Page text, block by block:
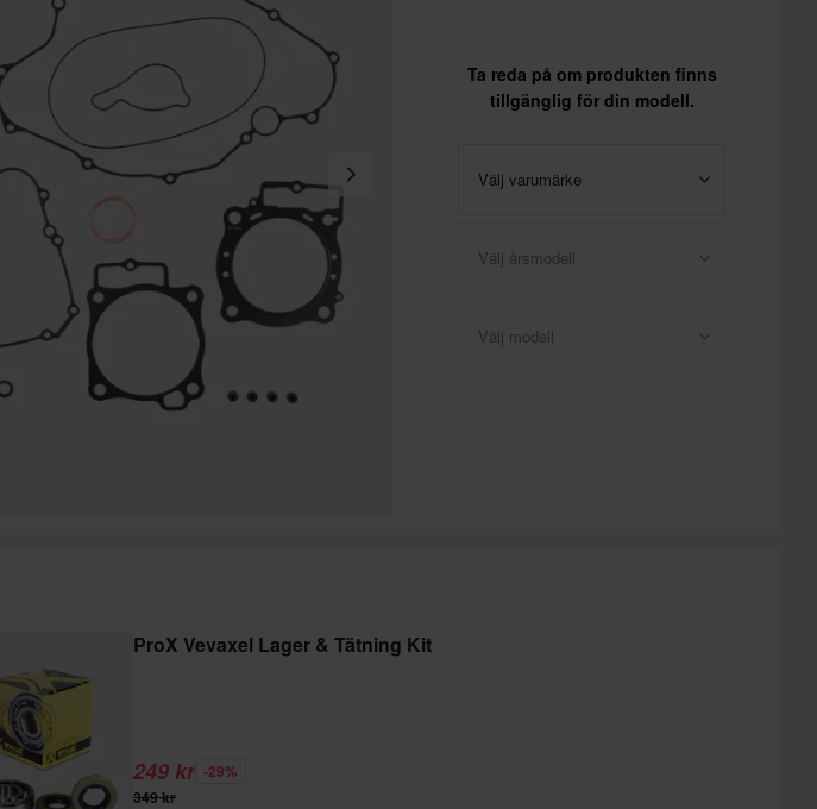
Ta reda på om produkten finns
tillgänglig för din modell.
Välj varumärke
Välj årsmodell
Välj modell
ProX Vevaxel Lager & Tätning Kit
249 kr -29%
349 kr